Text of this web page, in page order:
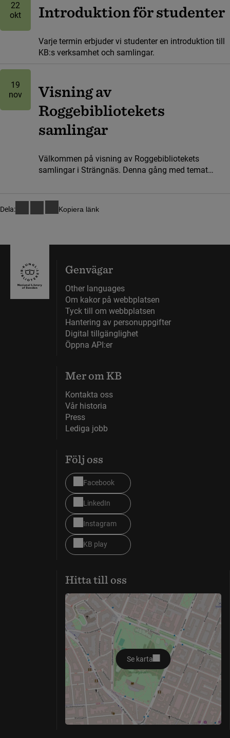
Introduktion för studenter
22
okt
Varje termin erbjuder vi studenter en introduktion till
KB:s verksamhet och samlingar.
Visning av
Roggebibliotekets
samlingar
19
nov
Välkommen på visning av Roggebibliotekets
samlingar i Strängnäs. Denna gång med temat
Dela: Kopiera länk
Genvägar
Other languages
Om kakor på webbplatsen
Tyck till om webbplatsen
Hantering av personuppgifter
Digital tillgänglighet
Öppna API:er
Mer om KB
Kontakta oss
Vår historia
Press
Lediga jobb
Följ oss
Facebook
LinkedIn
Instagram
KB play
Hitta till oss
Se karta
öppnas i nytt fönster